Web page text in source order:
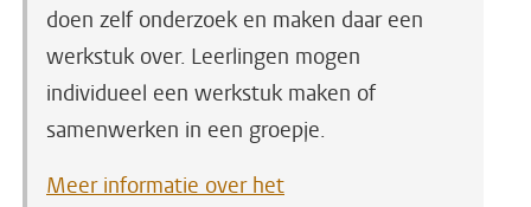
doen zelf onderzoek en maken daar een
werkstuk over. Leerlingen mogen
individueel een werkstuk maken of
samenwerken in een groepje.
Meer informatie over het